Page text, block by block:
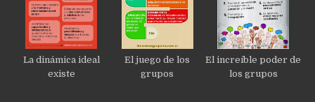
La dinámica ideal
existe
El juego de los
grupos
El increíble poder de
los grupos